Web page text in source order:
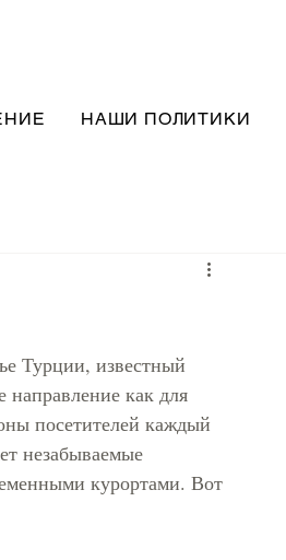
НАШИ ПОЛИТИКИ
Турции, известный
как для
посетителей каждый
незабываемые
курортами. Вот